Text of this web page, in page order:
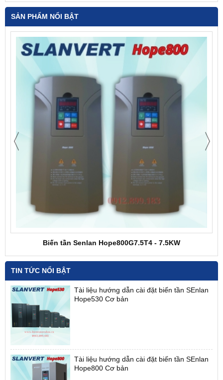
SẢN PHẨM NỔI BẬT
Biến tần Senlan Hope800G7.5T4 - 7.5KW
TIN TỨC NỔI BẬT
Tài liệu hướng dẫn cài đặt biến tần SEnlan
Hope530 Cơ bản
Tài liệu hướng dẫn cài đặt biến tần SEnlan
Hope800 Cơ bản